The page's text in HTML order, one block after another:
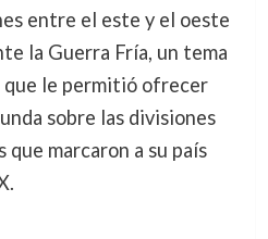
entre el este y el oeste
la Guerra Fría, un tema
que le permitió ofrecer
sobre las divisiones
marcaron a su país